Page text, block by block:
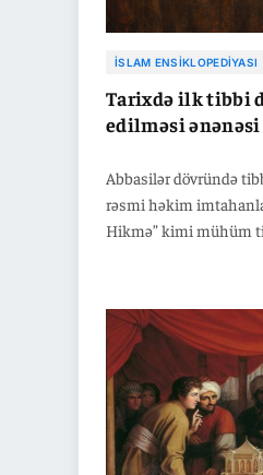
İSLAM ENSIKLOPEDIYASI
Tarixdə ilk tibbi
edilməsi ənənəsi
Abbasilər dövründə
rəsmi həkim
Hikmə” kimi mühüm